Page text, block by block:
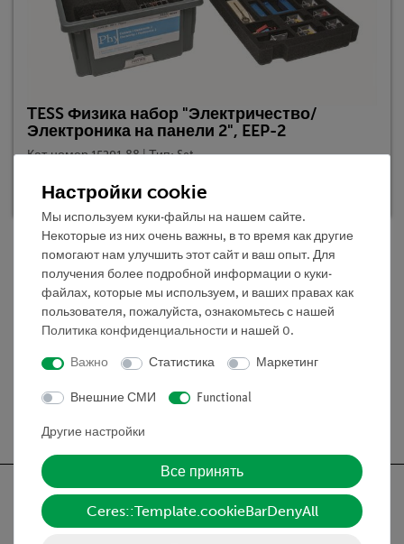
TESS Физика набор "Электричество/
Электроника на панели 2", EEP-2
Кат.номер 15291-88 | Тип: Set
Время доставки: В наличии
Объём поставки
Медиа / Загрузки
Настройки cookie
Мы используем куки-файлы на нашем сайте.
Некоторые из них очень важны, в то время как другие
помогают нам улучшить этот сайт и ваш опыт. Для
получения более подробной информации о куки-
файлах, которые мы используем, и ваших правах как
пользователя, пожалуйста, ознакомьтесь с нашей
Политика конфиденциальности и нашей 0.
Важно Статистика Маркетинг
Внешние СМИ Functional
Другие настройки
Все принять
Ceres::Template.cookieBarDenyAll